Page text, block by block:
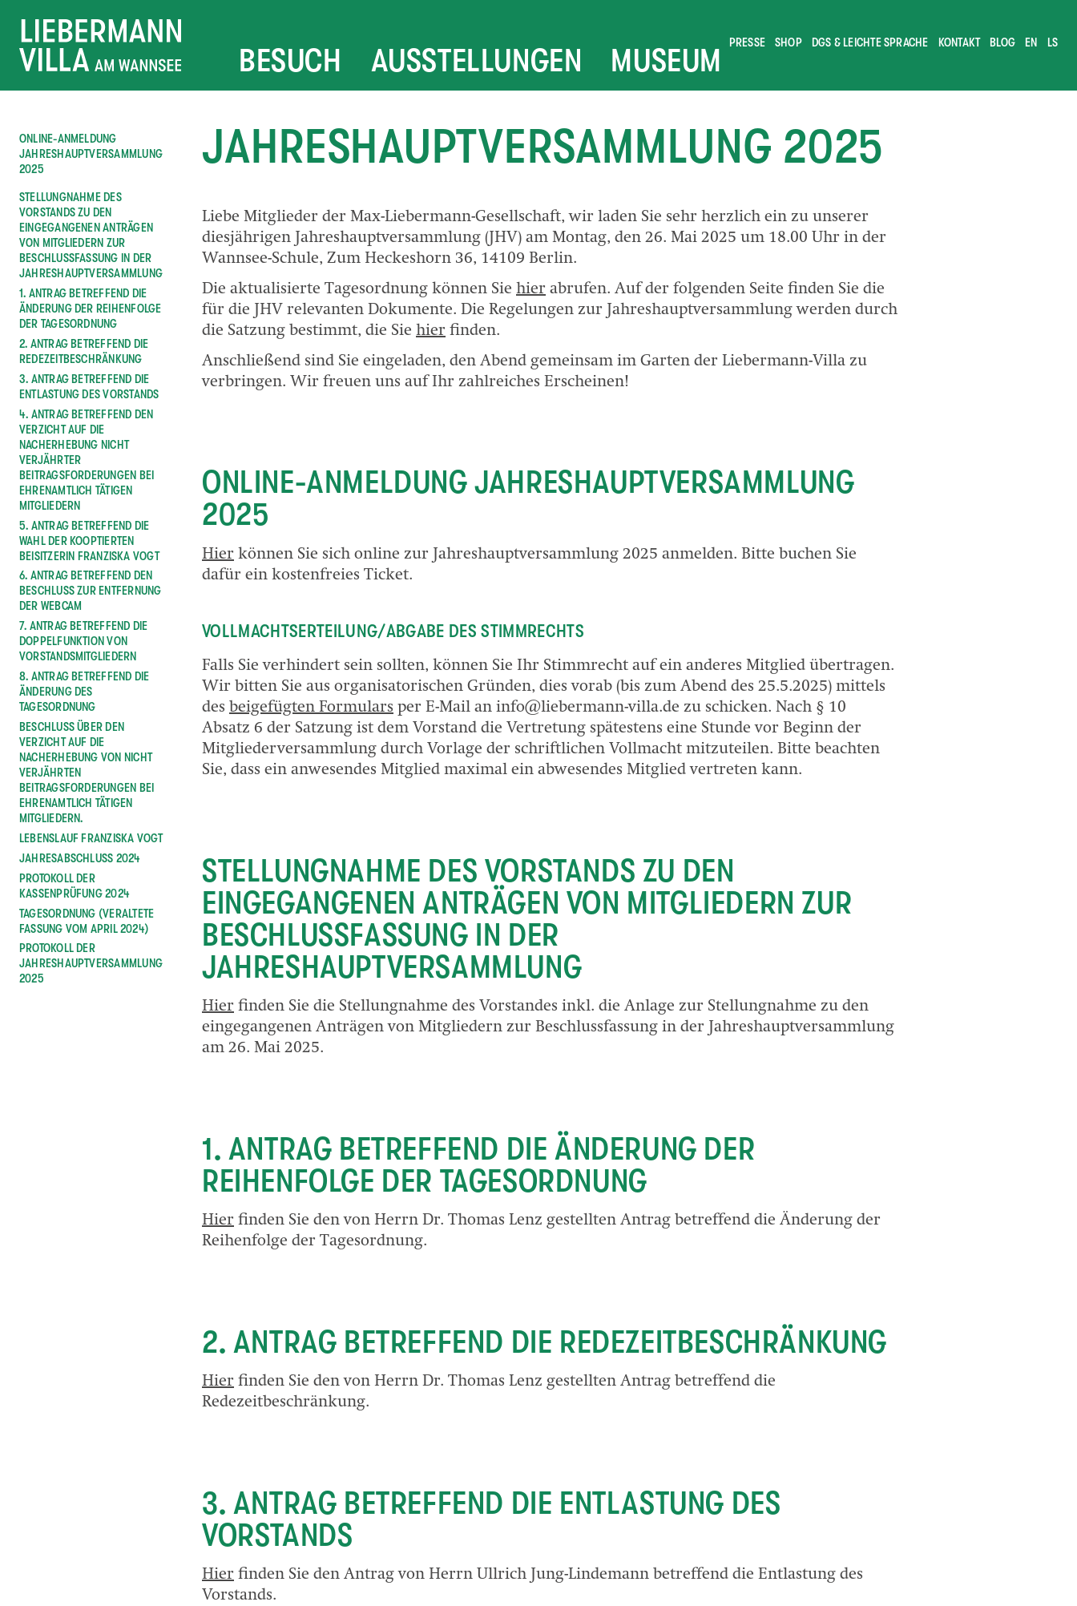
BESUCH AUSSTELLUNGEN MUSEUM PRESSE SHOP DGS & LEICHTE SPRACHE KONTAKT BLOG EN LS
ONLINE-ANMELDUNG
JAHRESHAUPTVERSAMMLUNG
2025
STELLUNGNAHME DES
VORSTANDS ZU DEN
EINGEGANGENEN ANTRÄGEN
VON MITGLIEDERN ZUR
BESCHLUSSFASSUNG IN DER
JAHRESHAUPTVERSAMMLUNG
1. ANTRAG BETREFFEND DIE
ÄNDERUNG DER REIHENFOLGE
DER TAGESORDNUNG
2. ANTRAG BETREFFEND DIE
REDEZEITBESCHRÄNKUNG
3. ANTRAG BETREFFEND DIE
ENTLASTUNG DES VORSTANDS
4. ANTRAG BETREFFEND DEN
VERZICHT AUF DIE
NACHERHEBUNG NICHT
VERJÄHRTER
BEITRAGSFORDERUNGEN BEI
EHRENAMTLICH TÄTIGEN
MITGLIEDERN
5. ANTRAG BETREFFEND DIE
WAHL DER KOOPTIERTEN
BEISITZERIN FRANZISKA VOGT
6. ANTRAG BETREFFEND DEN
BESCHLUSS ZUR ENTFERNUNG
DER WEBCAM
7. ANTRAG BETREFFEND DIE
DOPPELFUNKTION VON
VORSTANDSMITGLIEDERN
8. ANTRAG BETREFFEND DIE
ÄNDERUNG DES
TAGESORDNUNG
BESCHLUSS ÜBER DEN
VERZICHT AUF DIE
NACHERHEBUNG VON NICHT
VERJÄHRTEN
BEITRAGSFORDERUNGEN BEI
EHRENAMTLICH TÄTIGEN
MITGLIEDERN.
LEBENSLAUF FRANZISKA VOGT
JAHRESABSCHLUSS 2024
PROTOKOLL DER
KASSENPRÜFUNG 2024
TAGESORDNUNG (VERALTETE
FASSUNG VOM APRIL 2024)
PROTOKOLL DER
JAHRESHAUPTVERSAMMLUNG
2025
JAHRESHAUPTVERSAMMLUNG 2025
Liebe Mitglieder der Max-Liebermann-Gesellschaft, wir laden Sie sehr herzlich ein zu unserer
diesjährigen Jahreshauptversammlung (JHV) am Montag, den 26. Mai 2025 um 18.00 Uhr in der
Wannsee-Schule, Zum Heckeshorn 36, 14109 Berlin.
Die aktualisierte Tagesordnung können Sie hier abrufen. Auf der folgenden Seite finden Sie die
für die JHV relevanten Dokumente. Die Regelungen zur Jahreshauptversammlung werden durch
die Satzung bestimmt, die Sie hier finden.
Anschließend sind Sie eingeladen, den Abend gemeinsam im Garten der Liebermann-Villa zu
verbringen. Wir freuen uns auf Ihr zahlreiches Erscheinen!
ONLINE-ANMELDUNG JAHRESHAUPTVERSAMMLUNG
2025
Hier können Sie sich online zur Jahreshauptversammlung 2025 anmelden. Bitte buchen Sie
dafür ein kostenfreies Ticket.
VOLLMACHTSERTEILUNG/ABGABE DES STIMMRECHTS
Falls Sie verhindert sein sollten, können Sie Ihr Stimmrecht auf ein anderes Mitglied übertragen.
Wir bitten Sie aus organisatorischen Gründen, dies vorab (bis zum Abend des 25.5.2025) mittels
des beigefügten Formulars per E-Mail an info@liebermann-villa.de zu schicken. Nach § 10
Absatz 6 der Satzung ist dem Vorstand die Vertretung spätestens eine Stunde vor Beginn der
Mitgliederversammlung durch Vorlage der schriftlichen Vollmacht mitzuteilen. Bitte beachten
Sie, dass ein anwesendes Mitglied maximal ein abwesendes Mitglied vertreten kann.
STELLUNGNAHME DES VORSTANDS ZU DEN
EINGEGANGENEN ANTRÄGEN VON MITGLIEDERN ZUR
BESCHLUSSFASSUNG IN DER
JAHRESHAUPTVERSAMMLUNG
Hier finden Sie die Stellungnahme des Vorstandes inkl. die Anlage zur Stellungnahme zu den
eingegangenen Anträgen von Mitgliedern zur Beschlussfassung in der Jahreshauptversammlung
am 26. Mai 2025.
1. ANTRAG BETREFFEND DIE ÄNDERUNG DER
REIHENFOLGE DER TAGESORDNUNG
Hier finden Sie den von Herrn Dr. Thomas Lenz gestellten Antrag betreffend die Änderung der
Reihenfolge der Tagesordnung.
2. ANTRAG BETREFFEND DIE REDEZEITBESCHRÄNKUNG
Hier finden Sie den von Herrn Dr. Thomas Lenz gestellten Antrag betreffend die
Redezeitbeschränkung.
3. ANTRAG BETREFFEND DIE ENTLASTUNG DES
VORSTANDS
Hier finden Sie den Antrag von Herrn Ullrich Jung-Lindemann betreffend die Entlastung des
Vorstands.